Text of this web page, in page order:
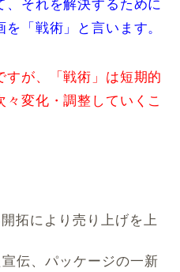
、それを解決するために
「戦術」と言います。
すが、「戦術」は短期的
変化・調整していくこ
拓により売り上げを上
伝、パッケージの一新